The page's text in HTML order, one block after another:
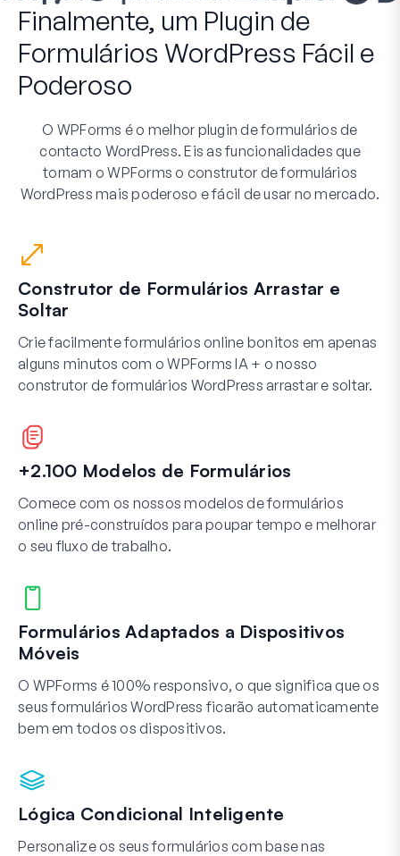
Finalmente, um Plugin de
Formulários WordPress Fácil e
Poderoso
O WPForms é o melhor plugin de formulários de
contacto WordPress. Eis as funcionalidades que
tornam o WPForms o construtor de formulários
WordPress mais poderoso e fácil de usar no mercado.
Construtor de Formulários Arrastar e
Soltar
Crie facilmente formulários online bonitos em apenas
alguns minutos com o WPForms IA + o nosso
construtor de formulários WordPress arrastar e soltar.
+2.100 Modelos de Formulários
Comece com os nossos modelos de formulários
online pré-construídos para poupar tempo e melhorar
o seu fluxo de trabalho.
Formulários Adaptados a Dispositivos
Móveis
O WPForms é 100% responsivo, o que significa que os
seus formulários WordPress ficarão automaticamente
bem em todos os dispositivos.
Lógica Condicional Inteligente
Personalize os seus formulários com base nas